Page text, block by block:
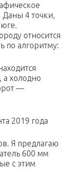
Даны 4 точки,
относится
по алгоритму:
а холодно
—
2019 года
Я предлагаю
600 мм
с этим